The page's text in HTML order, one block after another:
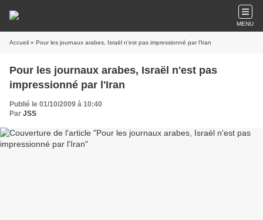
MENU
Accueil » Pour les journaux arabes, Israël n'est pas impressionné par l'Iran
Pour les journaux arabes, Israël n'est pas
impressionné par l'Iran
Publié le 01/10/2009 à 10:40
Par JSS